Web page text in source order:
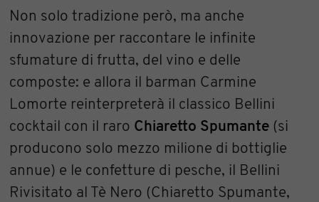
Non solo tradizione però, ma anche
innovazione per raccontare le infinite
sfumature di frutta, del vino e delle
composte: e allora il barman Carmine
Lomorte reinterpreterà il classico Bellini
cocktail con il raro Chiaretto Spumante (si
producono solo mezzo milione di bottiglie
annue) e le confetture di pesche, il Bellini
Rivisitato al Tè Nero (Chiaretto Spumante,